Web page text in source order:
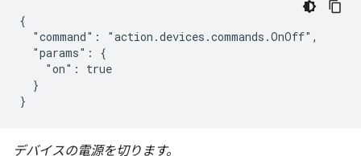
{
  "command": "action.devices.commands.OnOff",
  "params": {
    "on": true
  }
}
デバイスの電源を切ります。